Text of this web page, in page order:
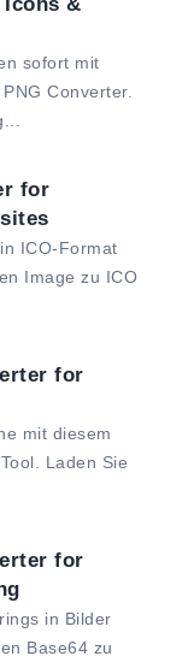
sofort mit
Converter.
for
ICO-Format
Image zu ICO
for
mit diesem
Laden Sie
for
in Bilder
Base64 zu